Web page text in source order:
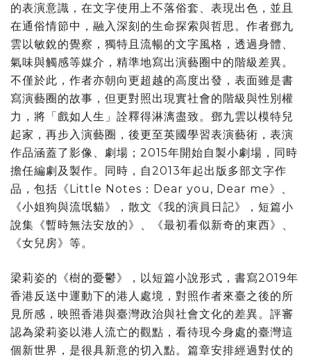
的表演意識，在文字使用上不落俗套、表現出色，並且
在通俗情節中，融入深刻的生命探索與哲思。作者鄧九
雲以敏銳的覺察，獨特且流暢的文字風格，透過身體、
氣味與觸感等媒介，精準地寫出演藝圈中的階級差異。
不僅於此，作者亦朝向更超越的高度出發，表面雖是書
寫演藝圈的故事，但更對照出現實社會的階級與性別權
力，將「戲如人生」詮釋得淋漓盡致。鄧九雲以模特兒
起家，再步入演藝圈，後更至英國學習表演藝術，表演
作品涵蓋了影像、劇場；2015年開始自製小劇場，同時
擔任編劇及製作。同時，自2013年起出版多部文字作
品，包括《Little Notes：Dear you, Dear me》、
《小姐狗與流氓貓》，散文《我的演員日記》，短篇小
說集《暫時無法安放的》、《最初看似新奇的東西》、
《女兒房》等。
梁莉姿的《樹的憂鬱》，以短篇小說形式，書寫2019年
香港反送中運動下的港人處境，對照作者來臺之後的所
見所感，映照香港與臺灣政治與社會文化的差異。評審
認為梁莉姿以港人流亡的觀點，看待現今身處的臺灣這
個新世界，是很具新意的切入點。篇章安排經過對仗的